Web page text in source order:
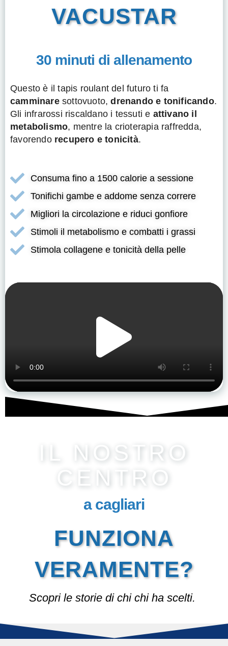
VACUSTAR
30 minuti di allenamento
Questo è il tapis roulant del futuro ti fa
camminaresottovuoto,drenando e tonificando.
Gli infrarossi riscaldano i tessuti e attivano il
metabolismo, mentre la crioterapia raffredda,
favorendo recupero e tonicità.
Consuma fino a 1500 calorie a sessione
Tonifichi gambe e addome senza correre
Migliori la circolazione e riduci gonfiore
Stimoli il metabolismo e combatti i grassi
Stimola collagene e tonicità della pelle
IL NOSTRO
CENTRO
a cagliari
FUNZIONA
VERAMENTE?
Scopri le storie di chi chi ha scelti.